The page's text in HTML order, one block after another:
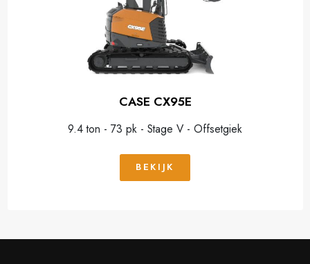
CASE CX95E
9.4 ton - 73 pk - Stage V - Offsetgiek
BEKIJK